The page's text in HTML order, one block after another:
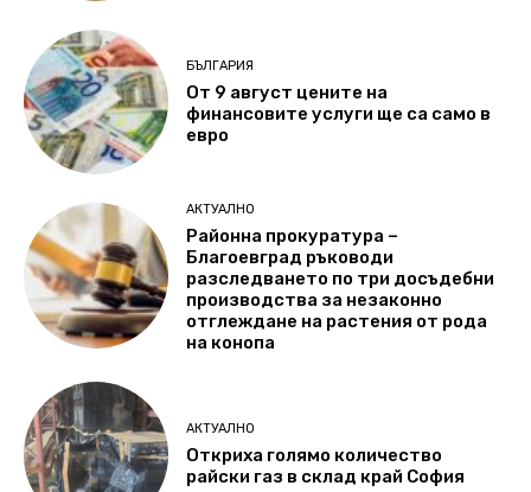
БЪЛГАРИЯ
От 9 август цените на
финансовите услуги ще са само в
евро
АКТУАЛНО
Районна прокуратура –
Благоевград ръководи
разследването по три досъдебни
производства за незаконно
отглеждане на растения от рода
на конопа
АКТУАЛНО
Откриха голямо количество
райски газ в склад край София